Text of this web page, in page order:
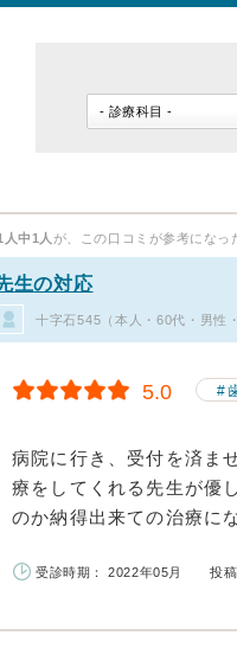
人中1人 が、この口コミが参考になっ
生の対応
十字石545（本人・60代・男性
5.0
病院に行き、受付を済ま
療をしてくれる先生が優
のか納得出来ての治療に
受診時期： 2022年05月 投